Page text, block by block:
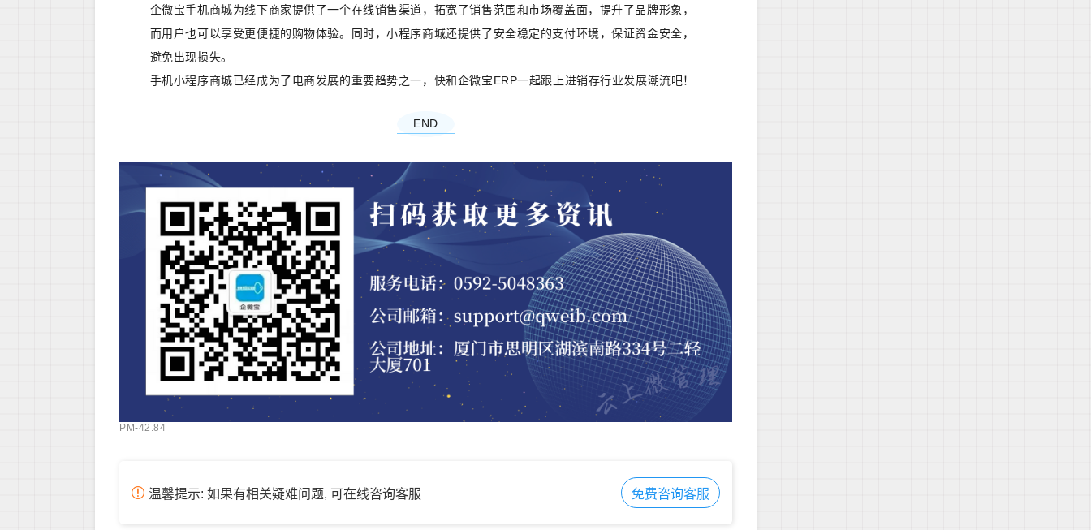
企微宝手机商城为线下商家提供了一个在线销售渠道，拓宽了销售范围和市场覆盖面，提升了品牌形象，
而用户也可以享受更便捷的购物体验。同时，小程序商城还提供了安全稳定的支付环境，保证资金安全，
避免出现损失。
手机小程序商城已经成为了电商发展的重要趋势之一，快和企微宝ERP一起跟上进销存行业发展潮流吧！
END
PM-42.84
温馨提示: 如果有相关疑难问题, 可在线咨询客服 免费咨询客服